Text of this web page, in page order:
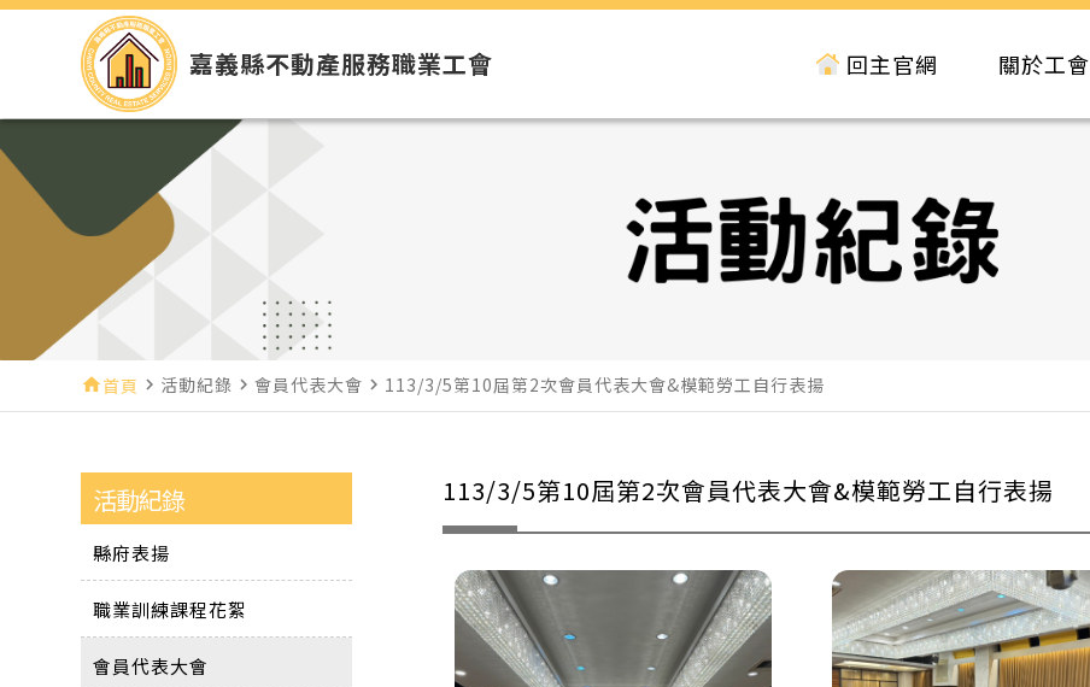
嘉義縣不動產服務職業工會 回主官網 關於工會
home首頁 navigate_next 活動紀錄 navigate_next會員代表大會 navigate_next 113/3/5第10屆第2次會員代表大會&模範勞工自行表揚
活動紀錄
縣府表揚
職業訓練課程花絮
會員代表大會
113/3/5第10屆第2次會員代表大會&模範勞工自行表揚